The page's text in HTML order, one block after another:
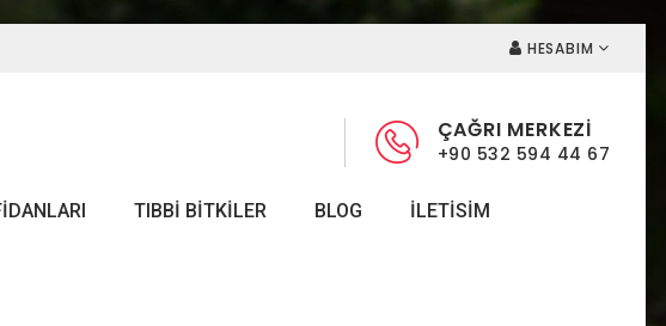
HESABIM
ÇAĞRI MERKEZİ
+90 532 594 44 67
TIBBI BITKILER BLOG ILETISIM